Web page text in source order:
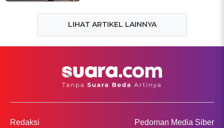
LIHAT ARTIKEL LAINNYA
Redaksi Pedoman Media Siber